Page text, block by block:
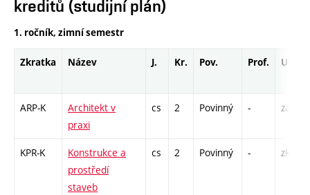
kreditů (studijní plán)
1. ročník, zimní semestr
Zkratka Název J. Kr. Pov. Prof. Uk.
ARP-K
Architekt v
praxi
cs 2 Povinný - zá,zk
KPR-K
Konstrukce a
prostředí
staveb
cs 2 Povinný - zk